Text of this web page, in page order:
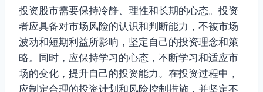
投资股市需要保持冷静、理性和长期的心态。投资
者应具备对市场风险的认识和判断能力，不被市场
波动和短期利益所影响，坚定自己的投资理念和策
略。同时，应保持学习的心态，不断学习和适应市
场的变化，提升自己的投资能力。在投资过程中，
应制定合理的投资计划和风险控制措施，并坚定不